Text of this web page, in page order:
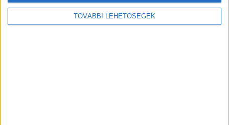
TOVÁBBI LEHETŐSÉGEK